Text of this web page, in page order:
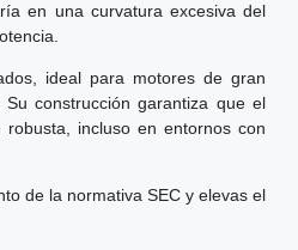
en una curvatura excesiva del
ideal para motores de gran
construcción garantiza que el
incluso en entornos con
de la normativa SEC y elevas el